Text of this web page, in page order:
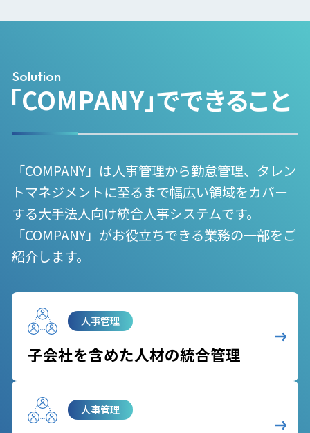
Solution
「COMPANY」でできること
「COMPANY」は人事管理から勤怠管理、タレン
トマネジメントに至るまで幅広い領域をカバー
する大手法人向け統合人事システムです。
「COMPANY」がお役立ちできる業務の一部をご
紹介します。
人事管理
子会社を含めた人材の統合管理
人事管理